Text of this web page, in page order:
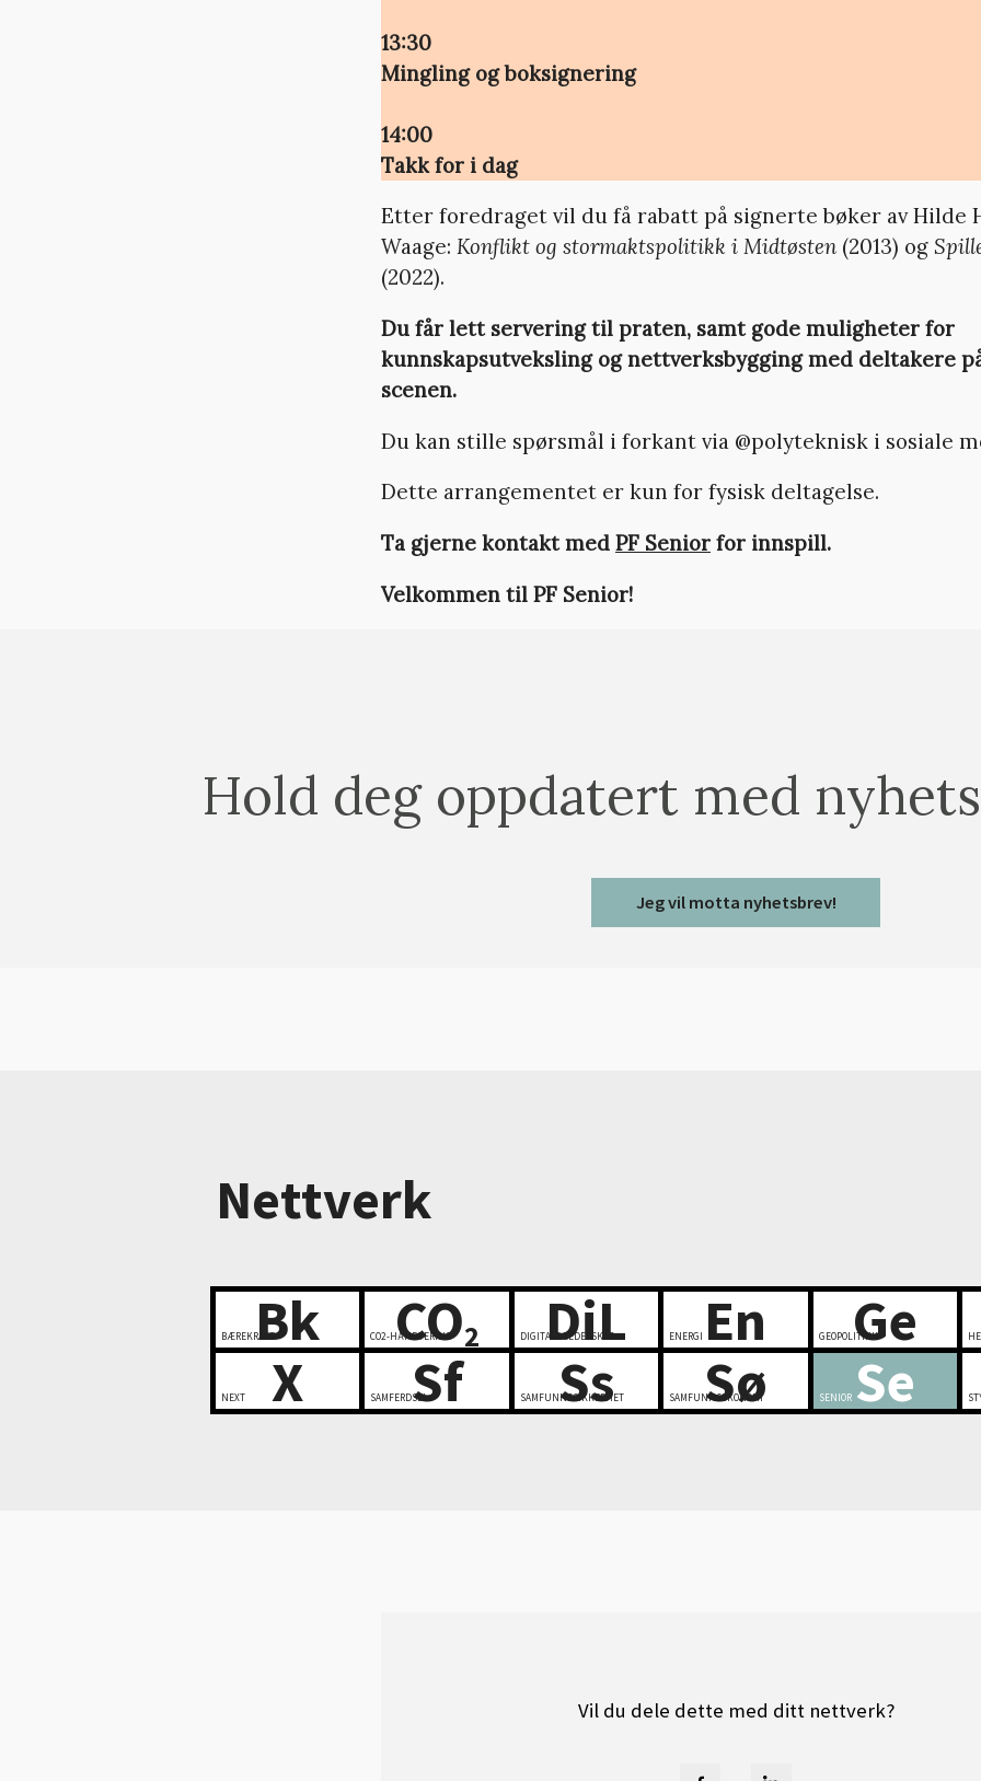
13:30
Mingling og boksignering
14:00
Takk for i dag
Etter foredraget vil du få rabatt på signerte bøker av Hilde
Waage: Konflikt og stormaktspolitikk i Midtøsten (2013) og
(2022).
Du får lett servering til praten, samt gode muligheter for
kunnskapsutveksling og nettverksbygging med deltakere
scenen.
Du kan stille spørsmål i forkant via @polyteknisk i sosiale
Dette arrangementet er kun for fysisk deltagelse.
Ta gjerne kontakt med PF Senior for innspill.
Velkommen til PF Senior!
Hold deg oppdatert med
Jeg vil motta nyhetsbrev!
Nettverk
Bk
BÆREKRAFT CO2
CO2-HÅNDTERING DiL
DIGITALT LEDERSKAP En
ENERGI Ge
GEOPOLITIKK
X
NEXT Sf
SAMFERDSEL Ss
SAMFUNNSSIKKERHET Sø
SAMFUNNSØKONOMI Se
SENIOR
Vil du dele dette med ditt nettverk?